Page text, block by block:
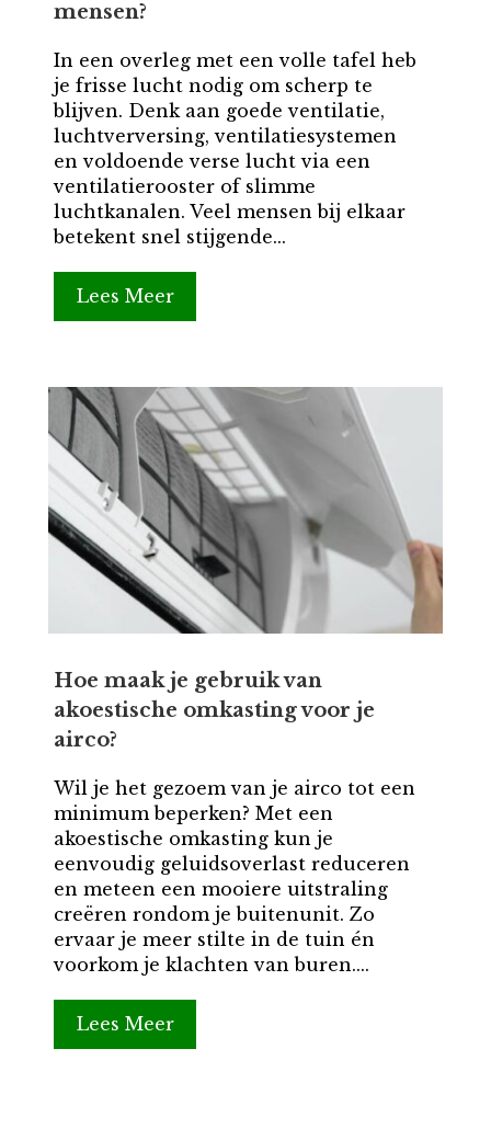
mensen?
In een overleg met een volle tafel heb
je frisse lucht nodig om scherp te
blijven. Denk aan goede ventilatie,
luchtverversing, ventilatiesystemen
en voldoende verse lucht via een
ventilatierooster of slimme
luchtkanalen. Veel mensen bij elkaar
betekent snel stijgende...
Lees Meer
Hoe maak je gebruik van
akoestische omkasting voor je
airco?
Wil je het gezoem van je airco tot een
minimum beperken? Met een
akoestische omkasting kun je
eenvoudig geluidsoverlast reduceren
en meteen een mooiere uitstraling
creëren rondom je buitenunit. Zo
ervaar je meer stilte in de tuin én
voorkom je klachten van buren....
Lees Meer